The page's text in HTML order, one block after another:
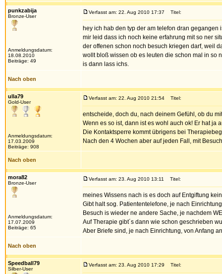
punkzabija
Bronze-User
Anmeldungsdatum:
18.08.2010
Beiträge: 49
Verfasst am: 22. Aug 2010 17:37 Titel:
hey ich hab den typ der am telefon dran
mir leid dass ich noch keine erfahrung mit so ner
der offenen schon noch besuch kriegen darf, weil
wollt bloß wissen ob es leuten die schon mal in so
is dann lass ichs.
Nach oben
ulla79
Gold-User
Anmeldungsdatum:
17.03.2009
Beiträge: 908
Verfasst am: 22. Aug 2010 21:54 Titel:
entscheide, doch du, nach deinem Gefühl, ob du
Wenn es so ist, dann ist es wohl auch ok! Er hat ja
Die Kontaktsperre kommt übrigens bei
Nach den 4 Wochen aber auf jeden Fall, mit
Nach oben
mora82
Bronze-User
Anmeldungsdatum:
17.07.2009
Beiträge: 65
Verfasst am: 23. Aug 2010 13:11 Titel:
meines Wissens nach is es doch auf Entgiftung
Gibt halt sog. Patiententelefone, je nach
Besuch is wieder ne andere Sache, je nachdem
Auf Therapie gibt´s dann wie schon geschrieben
Aber Briefe sind, je nach Einrichtung, von Anfang
Nach oben
Speedball79
Silber-User
Verfasst am: 23. Aug 2010 17:29 Titel: